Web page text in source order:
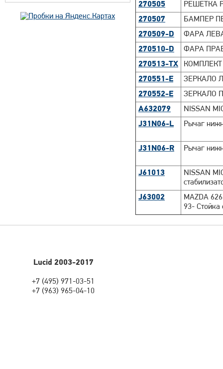
270505
РЕШЕТКА
270507
БАМПЕР
270509-D
ФАРА
270510-D
ФАРА
270513-TX
КОМПЛЕКТ
270551-E
ЗЕРКАЛО
270552-E
ЗЕРКАЛО
A632079
NISSAN
J31N06-L
Рычаг
J31N06-R Рычаг
J61013
NISSAN
J63002
MAZDA
93- Стойка
Lucid 2003-2017
+7 (495) 971-03-51
+7 (963) 965-04-10